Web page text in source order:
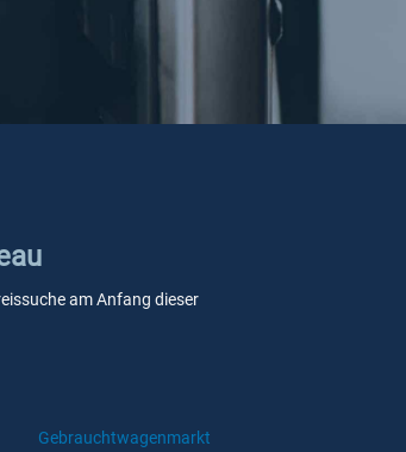
am Anfang dieser
Gebrauchtwagenmarkt